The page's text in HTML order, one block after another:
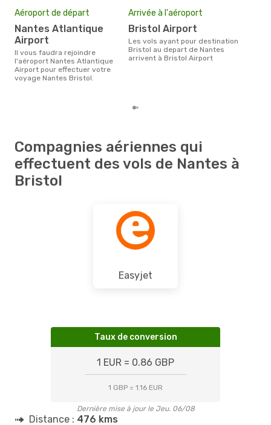
Aéroport de départ
Nantes Atlantique
Airport
Il vous faudra rejoindre
l'aéroport Nantes Atlantique
Airport pour effectuer votre
voyage Nantes Bristol.
Arrivée à l'aéroport
Bristol Airport
Les vols ayant pour destination
Bristol au depart de Nantes
arrivent à Bristol Airport
Compagnies aériennes qui
effectuent des vols de Nantes à
Bristol
Easyjet
Taux de conversion
1 EUR = 0.86 GBP
1 GBP = 1.16 EUR
Dernière mise à jour le Jeu. 06/08
Distance : 476 kms